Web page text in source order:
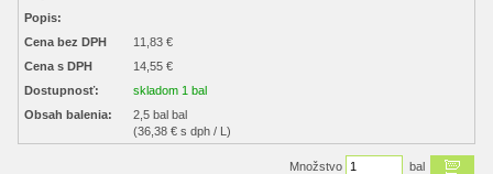
Popis:
Cena bez DPH
11,83 €
Cena s DPH
14,55 €
Dostupnosť:
skladom 1 bal
Obsah balenia:
2,5 bal bal
(36,38 € s dph / L)
Množstvo bal